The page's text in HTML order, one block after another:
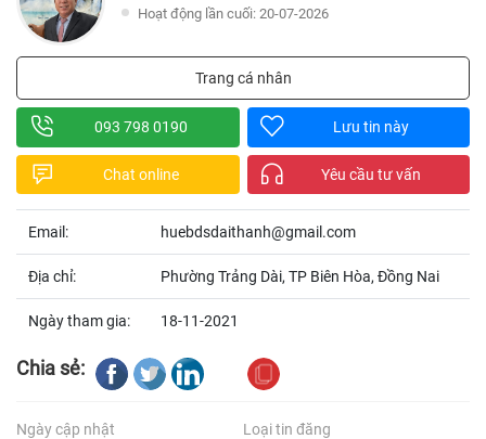
Hoạt động lần cuối: 20-07-2026
Trang cá nhân
093 798 0190 Lưu tin này
Chat online Yêu cầu tư vấn
Email: huebdsdaithanh@gmail.com
Địa chỉ: Phường Trảng Dài, TP Biên Hòa, Đồng Nai
Ngày tham gia: 18-11-2021
Chia sẻ:
Ngày cập nhật Loại tin đăng